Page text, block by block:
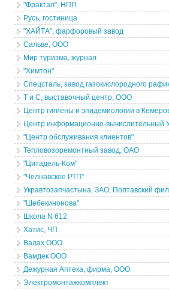
"Фрактал", НПП
Русь, гостиница
"ХАЙТА", фарфоровый завод
Сальве, ООО
Мир туризма, журнал
"Химтон"
Спецсталь, завод газокислородного
Т и С, выставочный центр, ООО
Центр гигиены и эпидемиологии в
Центр информационно-вычислительный
"Центр обслуживания клиентов"
Тепловозоремонтный завод, ОАО
"Цитадель-Ком"
"Челнавское РТП"
Укравтозапчастына, ЗАО, Полтавский
"Шебекинонова"
Школа N 612
Хатис, ЧП
Валах ООО
Вамдек ООО
Дежурная Аптека, фирма, ООО
Электромонтажкомплект